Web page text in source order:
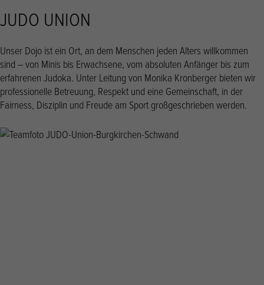
JUDO UNION
Unser Dojo ist ein Ort, an dem Menschen jeden Alters willkommen
sind – von Minis bis Erwachsene, vom absoluten Anfänger bis zum
erfahrenen Judoka. Unter Leitung von Monika Kronberger bieten wir
professionelle Betreuung, Respekt und eine Gemeinschaft, in der
Fairness, Disziplin und Freude am Sport großgeschrieben werden.